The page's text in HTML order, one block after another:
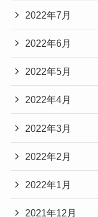
2022年7月
2022年6月
2022年5月
2022年4月
2022年3月
2022年2月
2022年1月
2021年12月